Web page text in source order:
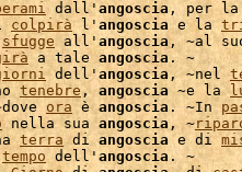
dall' angoscia , per la
colpirà l' angoscia e la
sfugge all' angoscia , ~al
a tale angoscia. ~
dell'angoscia, ~nel
tenebre, angoscia ~e la
ora è angoscia . ~In
nella sua angoscia, ~
terra di angoscia e di
tempo dell' angoscia